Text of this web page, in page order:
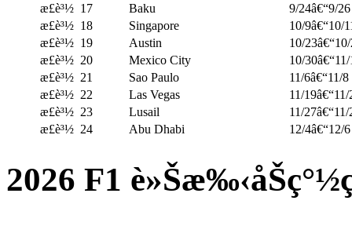
æ­£è³½ 17 Baku
9/24â€“9/26
æ­£è³½ 18 Singapore
10/9â€“10/
æ­£è³½ 19 Austin
10/
æ­£è³½ 20 Mexico City
10/30â€“11/
æ­£è³½ 21 Sao Paulo
11/6â€“11/8
æ­£è³½ 22 Las Vegas
11/19â€“11/
æ­£è³½ 23 Lusail
11/27â€“11/
æ­£è³½ 24 Abu Dhabi 12/4â€“12/6
2026 F1